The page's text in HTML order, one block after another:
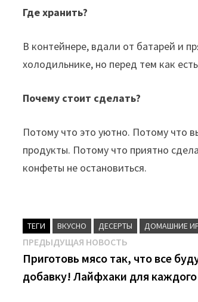
Где хранить?
В контейнере, вдали от батарей и
холодильнике, но перед тем как
Почему стоит сделать?
Потому что это уютно. Потому что
продукты. Потому что приятно
конфеты не остановиться.
ТЕГИ ВКУСНО ДЕСЕРТЫ ДОМАШНИЕ
Навигация
по
записям
ПРЕДЫДУЩАЯ НОВОСТЬ
новость:
Приготовь мясо так, что все
добавку! Лайфхаки для каждого